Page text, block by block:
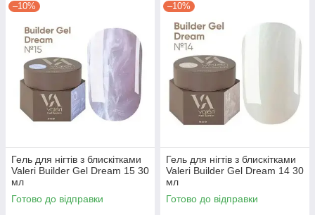
–10%
Гель для нігтів з блискітками
Valeri Builder Gel Dream 15 30
мл
Готово до відправки
–10%
Гель для нігтів з блискітками
Valeri Builder Gel Dream 14 30
мл
Готово до відправки